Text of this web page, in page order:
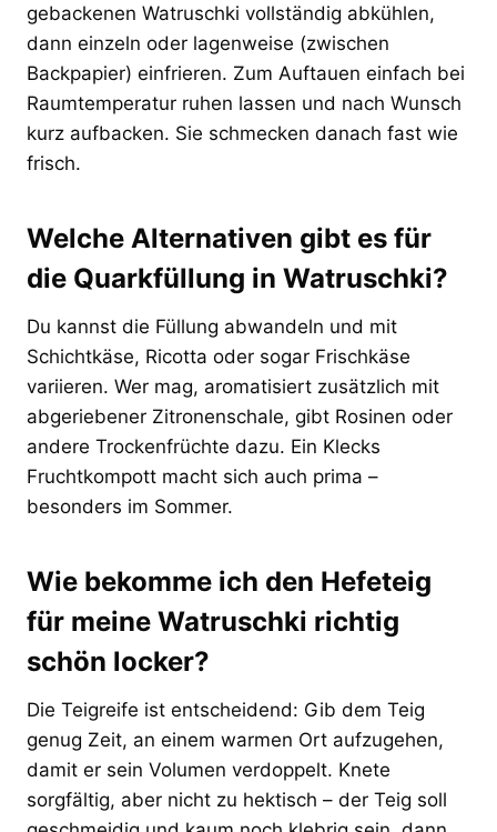
gebackenen Watruschki vollständig abkühlen,
dann einzeln oder lagenweise (zwischen
Backpapier) einfrieren. Zum Auftauen einfach bei
Raumtemperatur ruhen lassen und nach Wunsch
kurz aufbacken. Sie schmecken danach fast wie
frisch.
Welche Alternativen gibt es für
die Quarkfüllung in Watruschki?
Du kannst die Füllung abwandeln und mit
Schichtkäse, Ricotta oder sogar Frischkäse
variieren. Wer mag, aromatisiert zusätzlich mit
abgeriebener Zitronenschale, gibt Rosinen oder
andere Trockenfrüchte dazu. Ein Klecks
Fruchtkompott macht sich auch prima –
besonders im Sommer.
Wie bekomme ich den Hefeteig
für meine Watruschki richtig
schön locker?
Die Teigreife ist entscheidend: Gib dem Teig
genug Zeit, an einem warmen Ort aufzugehen,
damit er sein Volumen verdoppelt. Knete
sorgfältig, aber nicht zu hektisch – der Teig soll